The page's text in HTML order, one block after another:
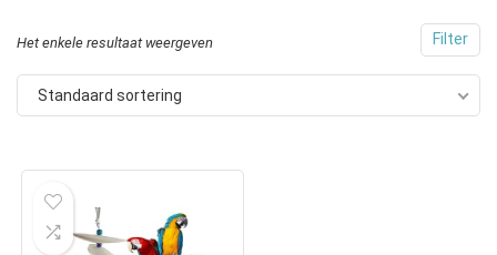
Filter
Het enkele resultaat weergeven
Standaard sortering